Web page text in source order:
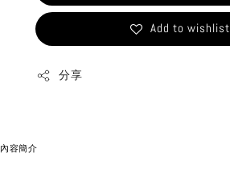
Add to wishlist
分享
內容簡介